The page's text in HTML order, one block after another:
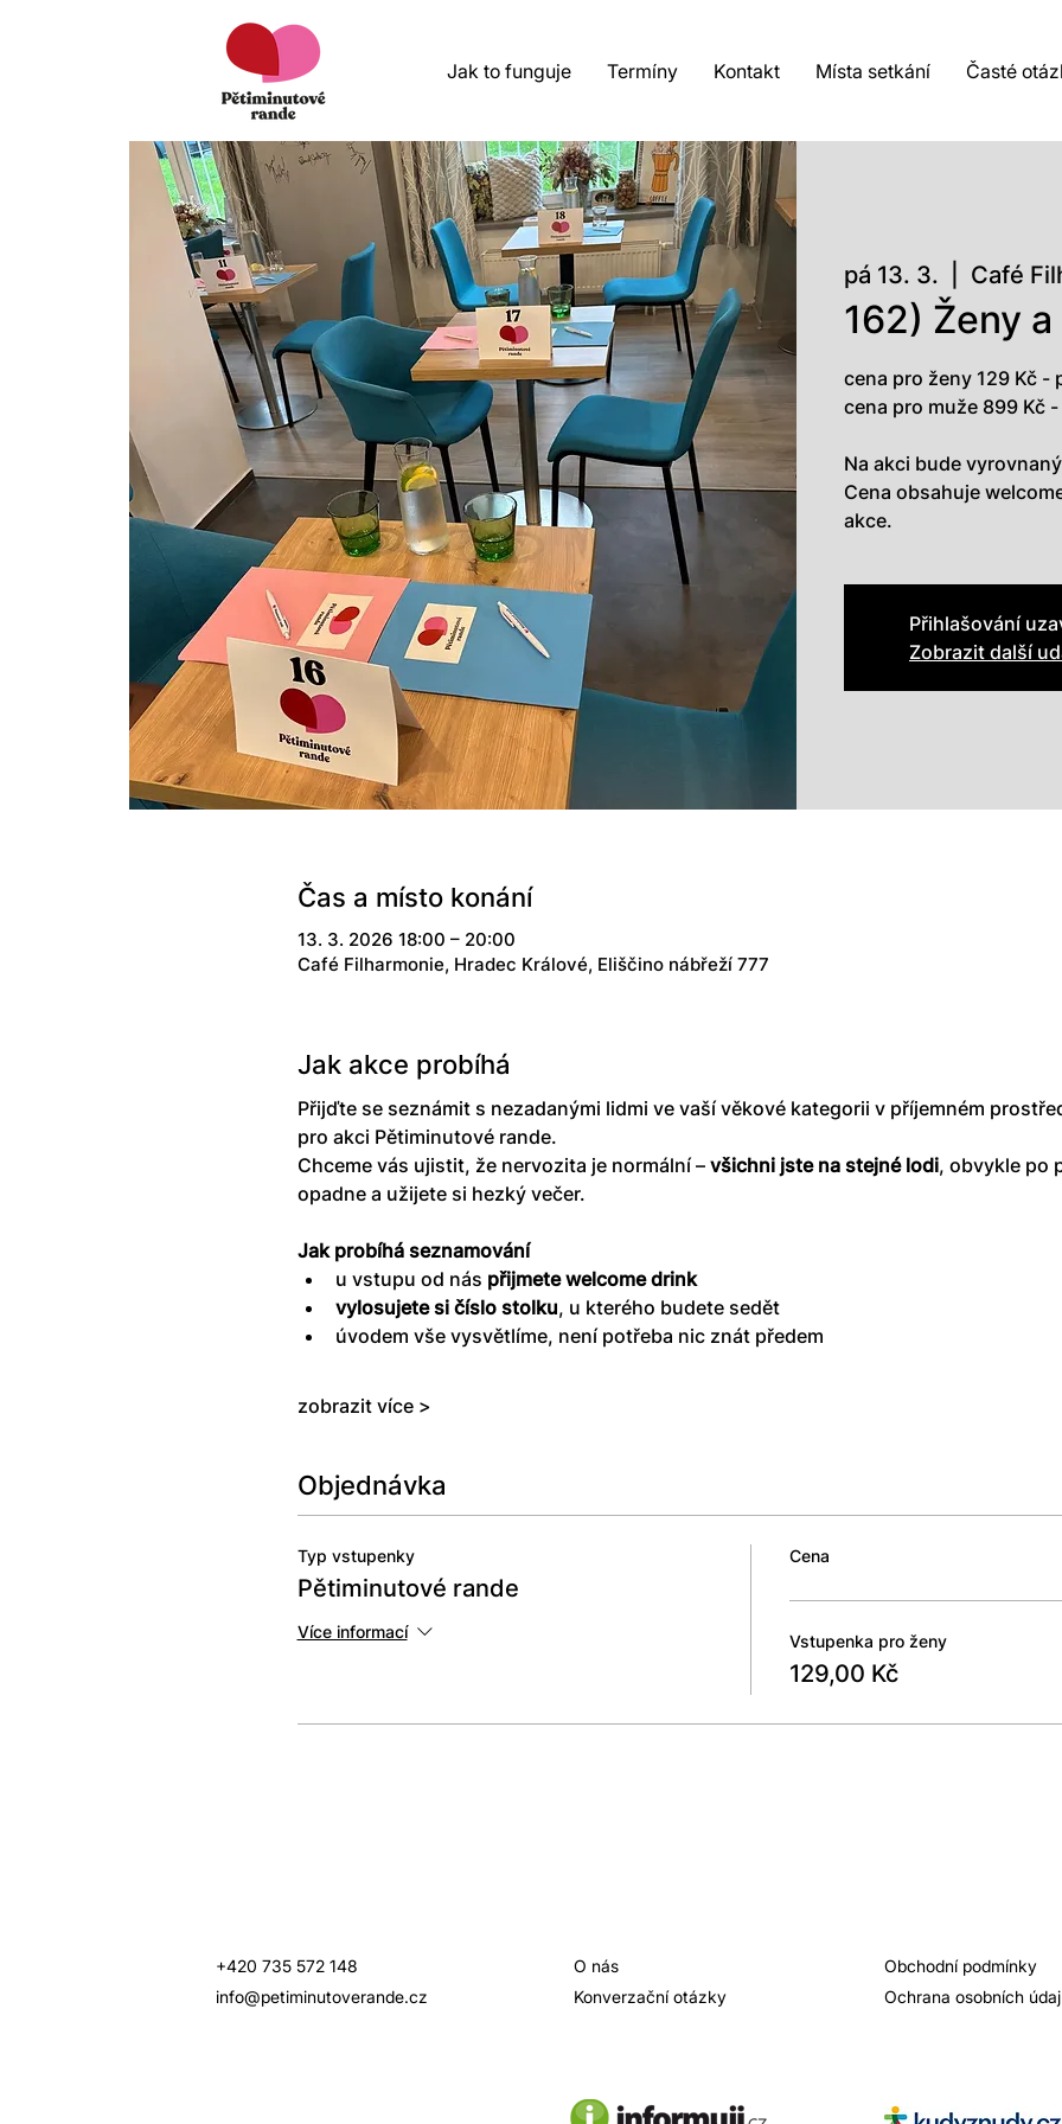
Jak to funguje Termíny Kontakt Místa setkání Časté
pá 13. 3. Café
162) Ženy
cena pro ženy 129 Kč -
cena pro muže 899 Kč
Na akci bude
Cena obsahuje
Přihlašování
Zobrazit další
Čas a místo konání
13. 3. 2026 18:00 – 20:00
Café Filharmonie, Hradec Králové, Eliščino nábřeží 777
Jak akce probíhá
Přijďte se seznámit s nezadanými lidmi ve vaší věkové kategorii v příjemném
pro akci Pětiminutové rande.
Chceme vás ujistit, že nervozita je normální – všichni jste na stejné lodi, obvykle po
opadne a užijete si hezký večer.
Jak probíhá seznamování
u vstupu od nás přijmete welcome drink
vylosujete si číslo stolku, u kterého budete sedět
úvodem vše vysvětlíme, není potřeba nic znát předem
zobrazit více >
Objednávka
Typ vstupenky
Pětiminutové rande
Více informací
Cena
Vstupenka pro ženy
129,00 Kč
+420 735 572 148
info@petiminutoverande.cz
O nás
Konverzační otázky
Obchodní podmínky
Ochrana osobních